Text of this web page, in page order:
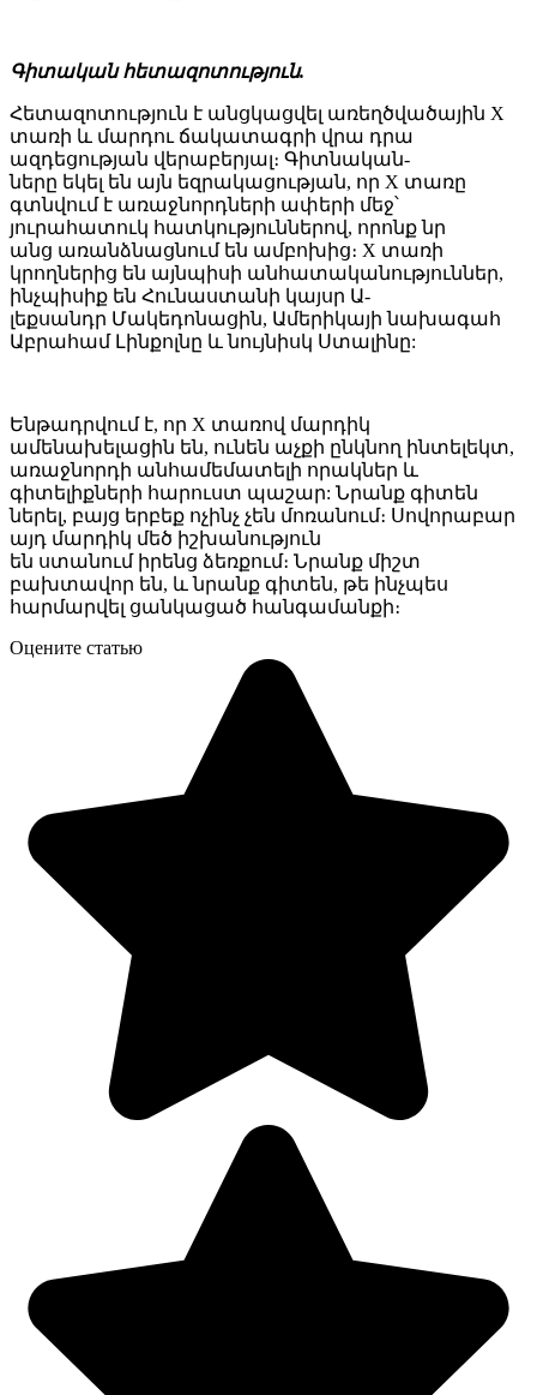
Գիտական ​​հետազոտություն.
Հետազոտություն է անցկացվել առեղծվածային X
տառի և մարդու ճակատագրի վրա դրա
ազդեցության վերաբերյալ։ Գիտնական-
ները եկել են այն եզրակացության, որ X տառը
գտնվում է առաջնորդների ափերի մեջ՝
յուրահատուկ հատկություններով, որոնք նր
անց առանձնացնում են ամբոխից։ X տառի
կրողներից են այնպիսի անհատականություններ,
ինչպիսիք են Հունաստանի կայսր Ա-
լեքսանդր Մակեդոնացին, Ամերիկայի նախագահ
Աբրահամ Լինքոլնը և նույնիսկ Ստալինը:
Ենթադրվում է, որ X տառով մարդիկ
ամենախելացին են, ունեն աչքի ընկնող ինտելեկտ,
առաջնորդի անհամեմատելի որակներ և
գիտելիքների հարուստ պաշար: Նրանք գիտեն
ներել, բայց երբեք ոչինչ չեն մոռանում։ Սովորաբար
այդ մարդիկ մեծ իշխանություն
են ստանում իրենց ձեռքում։ Նրանք միշտ
բախտավոր են, և նրանք գիտեն, թե ինչպես
հարմարվել ցանկացած հանգամանքի։
Оцените статью